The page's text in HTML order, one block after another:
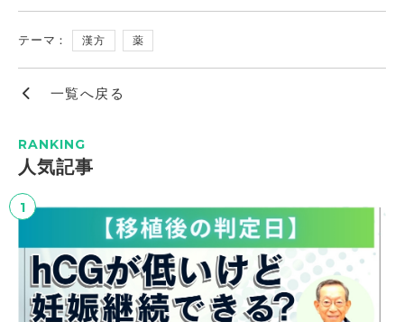
テーマ： 漢方 薬
一覧へ戻る
RANKING
⼈気記事
1